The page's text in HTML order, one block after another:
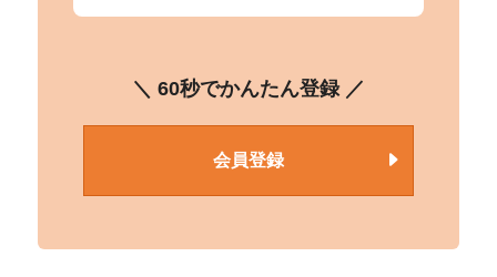
＼ 60秒でかんたん登録 ／
会員登録